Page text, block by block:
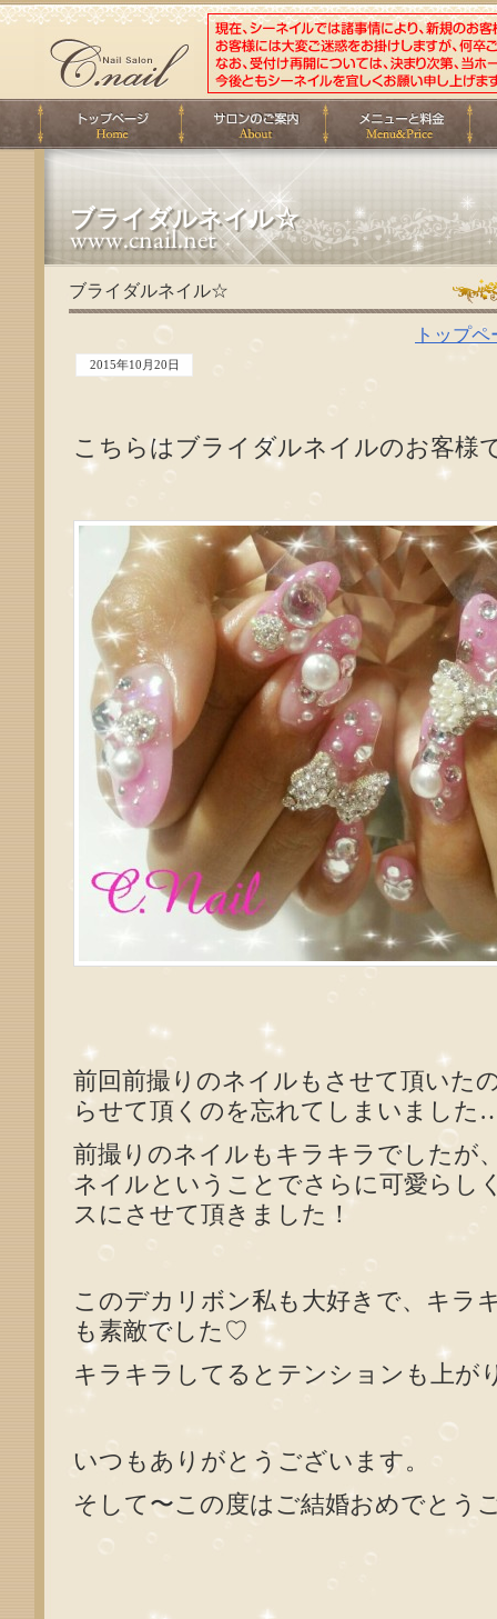
ブライダルネイル☆
ブライダルネイル☆
トップペ
2015年10月20日
こちらはブライダルネイルのお客様
前回前撮りのネイルもさせて頂いた
らせて頂くのを忘れてしまいました
前撮りのネイルもキラキラでしたが
ネイルということでさらに可愛らし
スにさせて頂きました！
このデカリボン私も大好きで、キラ
も素敵でした♡
キラキラしてるとテンションも上が
いつもありがとうございます。
そして〜この度はご結婚おめでとう